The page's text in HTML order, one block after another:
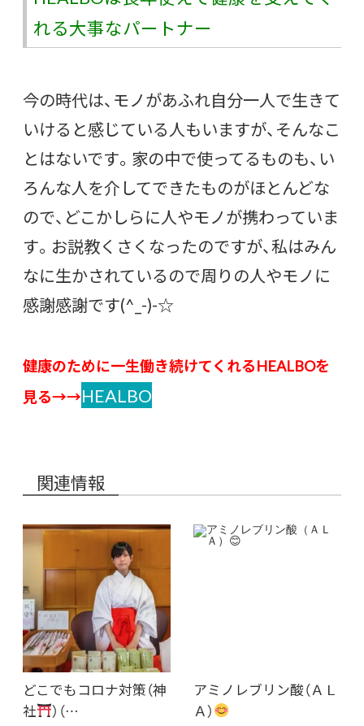
れる大事なパートナー
今の時代は、モノがあふれ自分一人で生きて
いけると感じている人もいますが、そんなこ
とはないです。家の中で使ってるものも、い
ろんな人を介してできたものがほとんどな
ので、どこかしらに人やモノが携わっていま
す。お説教くさくなったのですが、私はみん
なに生かされているので周りの人やモノに
感謝感謝です(^_-)-☆
健康のために一生働き続けてくれるHEALBOを
見る→→HEALBO
関連情報
どこでもコロナ対策（神
社
）（…
アミノレブリン酸（ＡＬ
Ａ）